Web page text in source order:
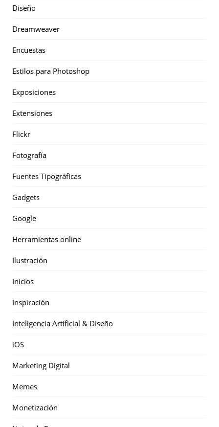
Diseño
Dreamweaver
Encuestas
Estilos para Photoshop
Exposiciones
Extensiones
Flickr
Fotografía
Fuentes Tipográficas
Gadgets
Google
Herramientas online
Ilustración
Inicios
Inspiración
Inteligencia Artificial & Diseño
iOS
Marketing Digital
Memes
Monetización